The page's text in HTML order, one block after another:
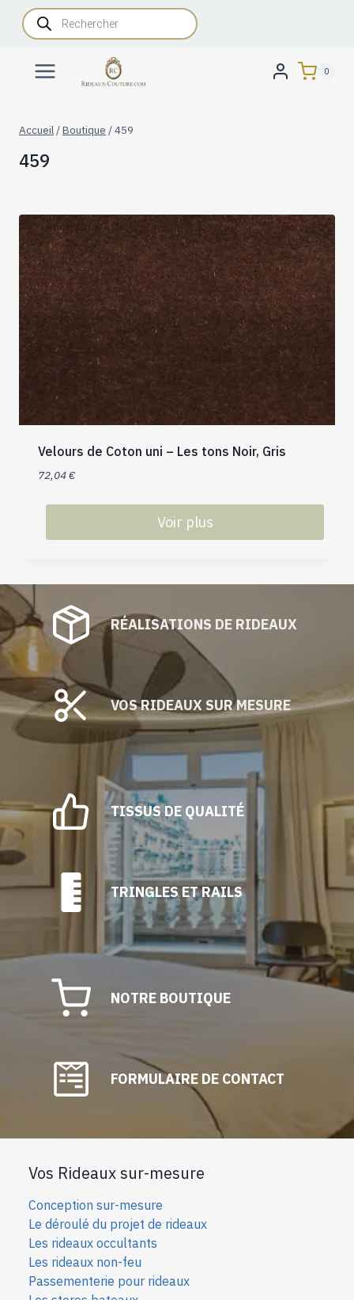
AllerRecherche
de
produits
0
Accueil /Boutique /459
459
Velours de Coton uni – Les tons Noir, Gris
72,04€
Voir plus
a
plusieurs
variations.
Les
options
peuvent
être
choisies
sur
produit
RÉALISATIONS DE RIDEAUX
VOS RIDEAUX SUR MESURE
TISSUS DE QUALITÉ
TRINGLES ET RAILS
NOTRE BOUTIQUE
FORMULAIRE DE CONTACT
Vos Rideaux sur-mesure
Conception sur-mesure
Le déroulé du projet de rideaux
Les rideaux occultants
Les rideaux non-feu
Passementerie pour rideaux